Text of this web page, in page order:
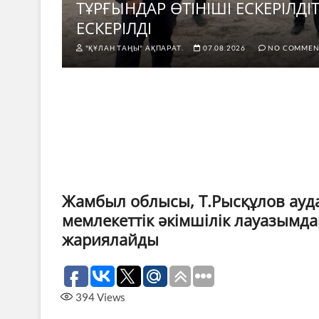
ТҰРҒЫНДАР ӨТІНІШІ
ЕСКЕРІЛДІ
"ҚҰЛАН ТАҢЫ" АҚПАРАТ. 07.08.2026 NO
Жамбыл облысы, Т.Рысқұлов
мемлекеттік әкімшілік
жариялайды
394Views